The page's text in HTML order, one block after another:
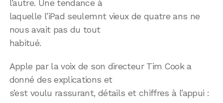
l’autre. Une tendance à
laquelle l’iPad seulemnt vieux de quatre ans ne
nous avait pas du tout
habitué.
Apple par la voix de son directeur Tim Cook a
donné des explications et
s’est voulu rassurant, détails et chiffres à l’appui :